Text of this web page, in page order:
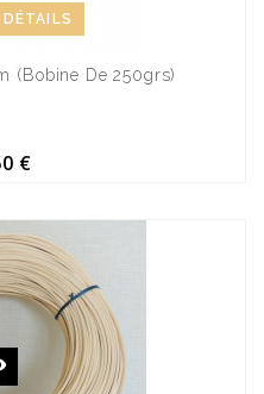
(bobine De 250grs)
€